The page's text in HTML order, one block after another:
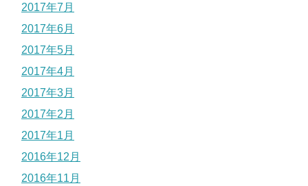
2017年7月
2017年6月
2017年5月
2017年4月
2017年3月
2017年2月
2017年1月
2016年12月
2016年11月